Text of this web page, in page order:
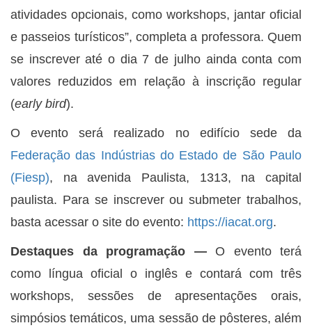
atividades opcionais, como workshops, jantar oficial
e passeios turísticos”, completa a professora. Quem
se inscrever até o dia 7 de julho ainda conta com
valores reduzidos em relação à inscrição regular
(early bird).
O evento será realizado no edifício sede da
Federação das Indústrias do Estado de São Paulo
(Fiesp), na avenida Paulista, 1313, na capital
paulista. Para se inscrever ou submeter trabalhos,
basta acessar o site do evento: https://iacat.org.
Destaques da programação ―O evento terá
como língua oficial o inglês e contará com três
workshops, sessões de apresentações orais,
simpósios temáticos, uma sessão de pôsteres, além